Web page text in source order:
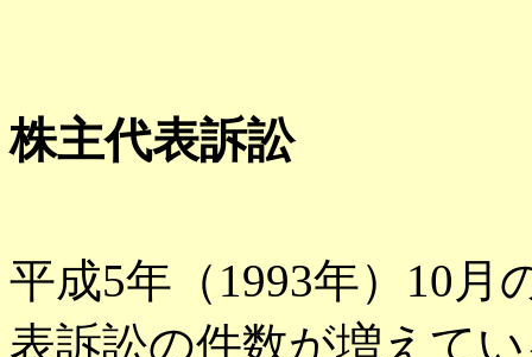
株主代表訴訟
平成5年（1993年）10月
表訴訟の件数が増えて